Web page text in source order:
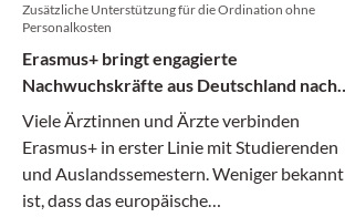
Zusätzliche Unterstützung für die Ordination ohne
Personalkosten
Erasmus+ bringt engagierte
Nachwuchskräfte aus Deutschland nach
Wien
Viele Ärztinnen und Ärzte verbinden
Erasmus+ in erster Linie mit Studierenden
und Auslandssemestern. Weniger bekannt
ist, dass das europäische